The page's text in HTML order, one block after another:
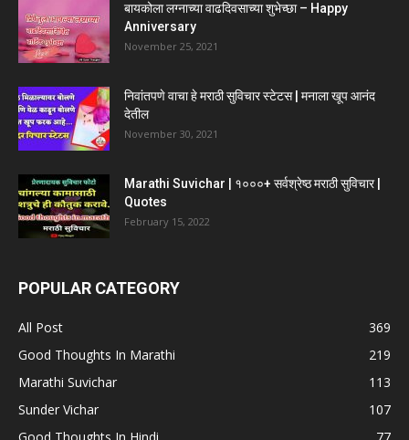
बायकोला लग्नाच्या वाढदिवसाच्या शुभेच्छा – Happy
Anniversary
November 25, 2021
निवांतपणे वाचा हे मराठी सुविचार स्टेटस | मनाला खूप आनंद
देतील
November 30, 2021
Marathi Suvichar | १०००+ सर्वश्रेष्ठ मराठी सुविचार |
Quotes
February 15, 2022
POPULAR CATEGORY
All Post
369
Good Thoughts In Marathi
219
Marathi Suvichar
113
Sunder Vichar
107